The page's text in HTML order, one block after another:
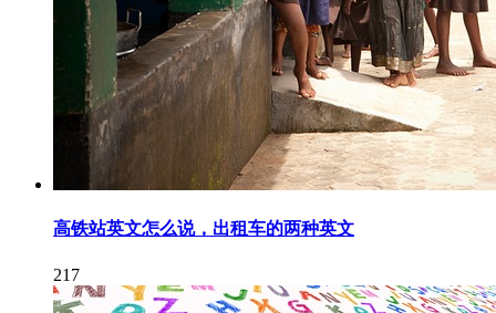
高铁站英文怎么说，出租车的两种英文
217